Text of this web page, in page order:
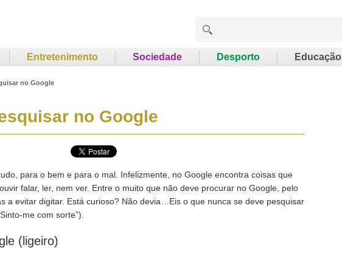
Entretenimento Sociedade Desporto Educação
no Google
no Google
para o bem e para o mal. Infelizmente, no Google encontra coisas que
falar, ler, nem ver. Entre o muito que não deve procurar no Google, pelo
a evitar digitar. Está curioso? Não devia…Eis o que nunca se deve pesquisar
me com sorte”).
(ligeiro)